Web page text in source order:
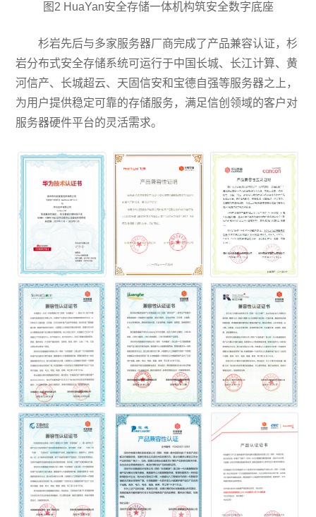
图2 HuaYan安全存储一体机构筑安全数字底座
杉岩先后与多家服务器厂商完成了产品兼容认证，杉
岩分布式安全存储系统可运行于中国长城、长江计算、黄
河信产、长城超云、天固信安和宝德自强等服务器之上，
为用户提供稳定可靠的存储服务，满足信创领域的客户对
服务器硬件平台的灵活需求。